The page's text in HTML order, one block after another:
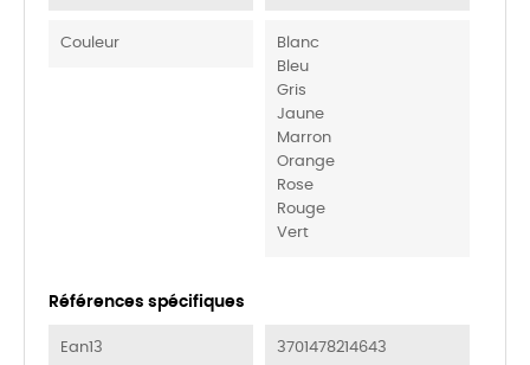
Couleur
Blanc
Bleu
Gris
Jaune
Marron
Orange
Rose
Rouge
Vert
Références spécifiques
Ean13 3701478214643